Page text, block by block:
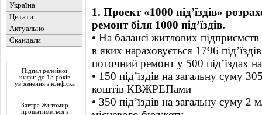
Україна
Цитати
Актуально
Скандали
Підпал релейної
шафи: до 15 років
ув’язнення з конфіска
Завтра Житомир
прощатиметься з
1. Проект «1000 під’їздів»
ремонт біля 1000 під’їздів.
• На балансі житлових
в яких нараховується 1796
поточний ремонт у 500 під’їздах
• 150 під’їздів на загальну суму
коштів КВЖРЕПами
• 350 під’їздів на загальну суму